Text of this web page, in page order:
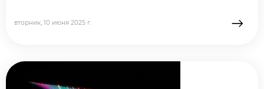
вторник, 10 июня 2025 г. →